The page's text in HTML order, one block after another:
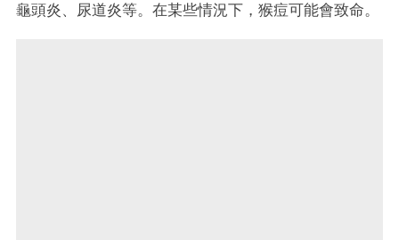
龜頭炎、尿道炎等。在某些情況下，猴痘可能會致命。